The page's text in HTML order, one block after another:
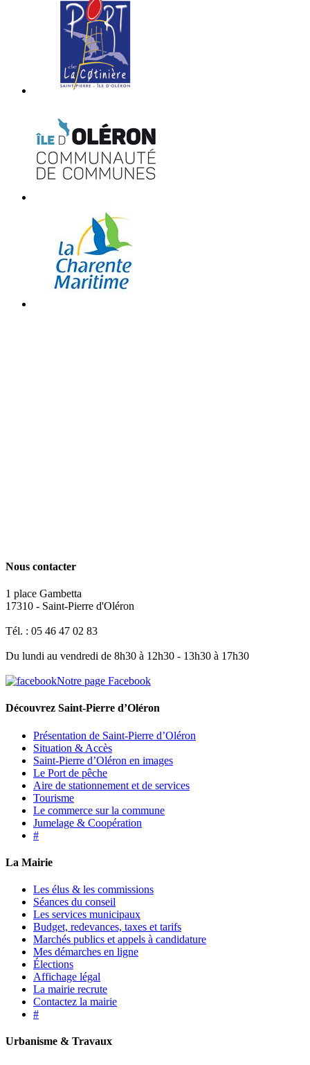
Nous contacter
1 place Gambetta
17310 - Saint-Pierre d'Oléron
Tél. : 05 46 47 02 83
Du lundi au vendredi de 8h30 à 12h30 - 13h30 à 17h30
Notre page Facebook
Découvrez Saint-Pierre d’Oléron
Présentation de Saint-Pierre d’Oléron
Situation & Accès
Saint-Pierre d’Oléron en images
Le Port de pêche
Aire de stationnement et de services
Tourisme
Le commerce sur la commune
Jumelage & Coopération
#
La Mairie
Les élus & les commissions
Séances du conseil
Les services municipaux
Budget, redevances, taxes et tarifs
Marchés publics et appels à candidature
Mes démarches en ligne
Élections
Affichage légal
La mairie recrute
Contactez la mairie
#
Urbanisme & Travaux